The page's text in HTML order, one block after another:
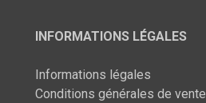
INFORMATIONS LÉGALES
Informations légales
Conditions générales de vente